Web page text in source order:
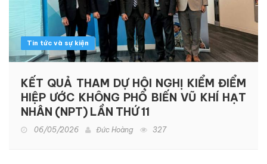
Tin tức và sự kiện
KẾT QUẢ THAM DỰ HỘI NGHỊ KIỂM ĐIỂM
HIỆP ƯỚC KHÔNG PHỔ BIẾN VŨ KHÍ HẠT
NHÂN (NPT) LẦN THỨ 11
06/05/2026 Đức Hoàng 327